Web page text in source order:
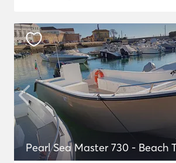
Pearl Sea Master 730 - Beach